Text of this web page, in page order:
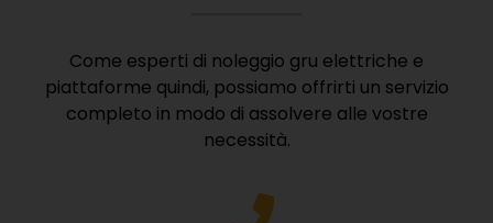
Come esperti di noleggio gru elettriche e
piattaforme quindi, possiamo offrirti un servizio
completo in modo di assolvere alle vostre
necessità.